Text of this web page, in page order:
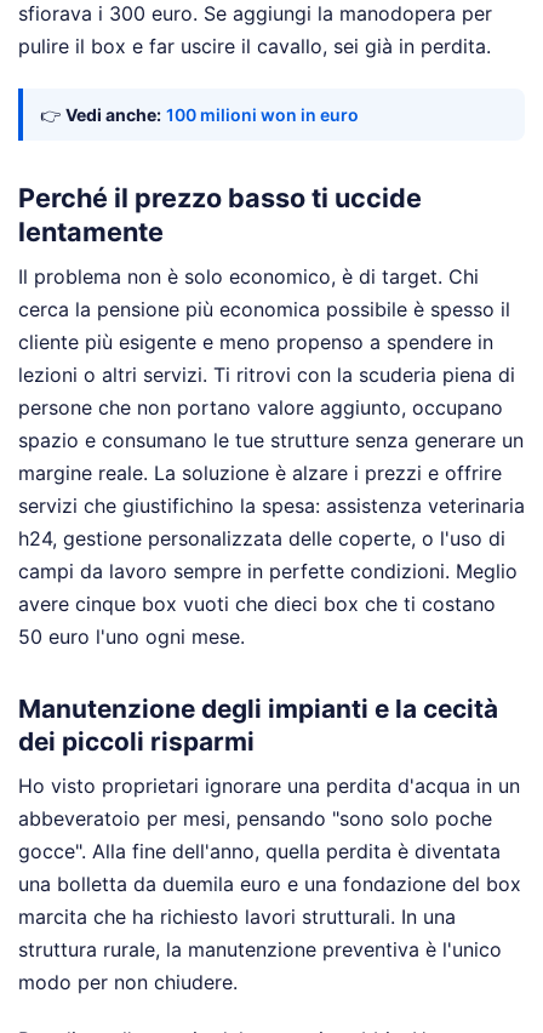
sfiorava i 300 euro. Se aggiungi la manodopera per
pulire il box e far uscire il cavallo, sei già in perdita.
👉 Vedi anche: 100 milioni won in euro
Perché il prezzo basso ti uccide
lentamente
Il problema non è solo economico, è di target. Chi
cerca la pensione più economica possibile è spesso il
cliente più esigente e meno propenso a spendere in
lezioni o altri servizi. Ti ritrovi con la scuderia piena di
persone che non portano valore aggiunto, occupano
spazio e consumano le tue strutture senza generare un
margine reale. La soluzione è alzare i prezzi e offrire
servizi che giustifichino la spesa: assistenza veterinaria
h24, gestione personalizzata delle coperte, o l'uso di
campi da lavoro sempre in perfette condizioni. Meglio
avere cinque box vuoti che dieci box che ti costano
50 euro l'uno ogni mese.
Manutenzione degli impianti e la cecità
dei piccoli risparmi
Ho visto proprietari ignorare una perdita d'acqua in un
abbeveratoio per mesi, pensando "sono solo poche
gocce". Alla fine dell'anno, quella perdita è diventata
una bolletta da duemila euro e una fondazione del box
marcita che ha richiesto lavori strutturali. In una
struttura rurale, la manutenzione preventiva è l'unico
modo per non chiudere.